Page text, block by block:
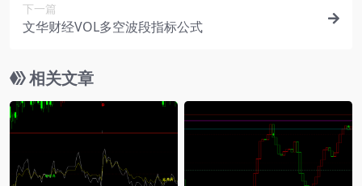
下一篇
文华财经VOL多空波段指标公式
相关文章